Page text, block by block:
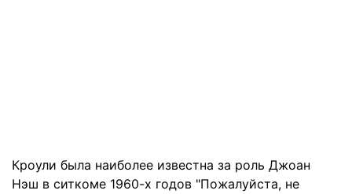
Кроули была наиболее известна за роль Джоан
Нэш в ситкоме 1960-х годов "Пожалуйста, не